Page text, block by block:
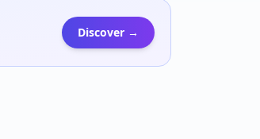
Discover →